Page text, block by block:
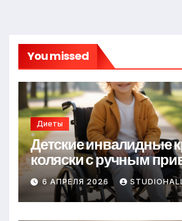
You missed
Диеты
Детские инвалидные
коляски с ручным
6 АПРЕЛЯ 2026